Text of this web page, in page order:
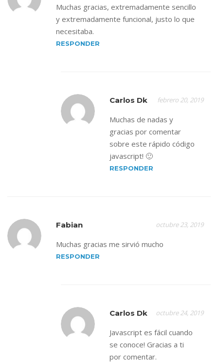
Muchas gracias, extremadamente sencillo
y extremadamente funcional, justo lo que
necesitaba.
RESPONDER
Carlos Dk febrero 20, 2019
Muchas de nadas y
gracias por comentar
sobre este rápido código
javascript! 🙂
RESPONDER
Fabian octubre 23, 2019
Muchas gracias me sirvió mucho
RESPONDER
Carlos Dk octubre 24, 2019
Javascript es fácil cuando
se conoce! Gracias a ti
por comentar.